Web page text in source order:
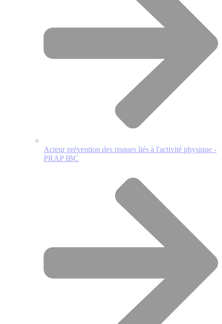
Acteur prévention des risques liés à l'activité physique -
PRAP IBC